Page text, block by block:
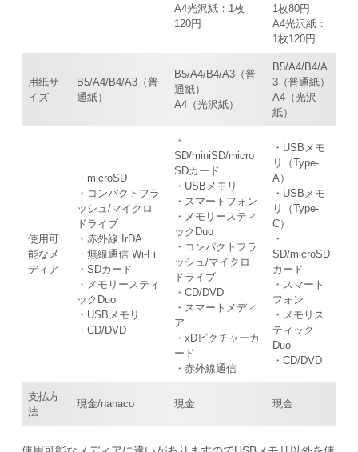
A4光沢紙：1枚
120円
1枚80円
A4光沢紙：
1枚120円
用紙サ
イズ
B5/A4/B4/A3（普
通紙）
B5/A4/B4/A3（普
通紙）
A4（光沢紙）
B5/A4/B4/A
3（普通紙）
A4（光沢
紙）
使用可
能なメ
ディア
・microSD
・コンパクトフラ
ッシュ/マイクロ
ドライブ
・赤外線 IrDA
・無線通信 Wi-Fi
・SDカード
・メモリースティ
ックDuo
・USBメモリ
・CD/DVD
・
SD/miniSD/micro
SDカード
・USBメモリ
・スマートフォン
・メモリースティ
ックDuo
・コンパクトフラ
ッシュ/マイクロ
ドライブ
・CD/DVD
・スマートメディ
ア
・xDピクチャーカ
ード
・赤外線通信
・USBメモ
リ（Type-
A）
・USBメモ
リ（Type-
C）
・
SD/microSD
カード
・スマート
フォン
・メモリス
ティック
Duo
・CD/DVD
支払方
法
現金/nanaco 現金 現金